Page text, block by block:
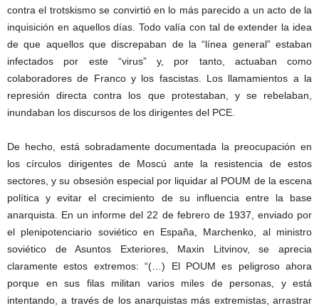
contra el trotskismo se convirtió en lo más parecido a un acto de la
inquisición en aquellos días. Todo valía con tal de extender la idea
de que aquellos que discrepaban de la “línea general” estaban
infectados por este “virus” y, por tanto, actuaban como
colaboradores de Franco y los fascistas. Los llamamientos a la
represión directa contra los que protestaban, y se rebelaban,
inundaban los discursos de los dirigentes del PCE.
De hecho, está sobradamente documentada la preocupación en
los círculos dirigentes de Moscú ante la resistencia de estos
sectores, y su obsesión especial por liquidar al POUM de la escena
política y evitar el crecimiento de su influencia entre la base
anarquista. En un informe del 22 de febrero de 1937, enviado por
el plenipotenciario soviético en España, Marchenko, al ministro
soviético de Asuntos Exteriores, Maxin Litvinov, se aprecia
claramente estos extremos: “(…) El POUM es peligroso ahora
porque en sus filas militan varios miles de personas, y está
intentando, a través de los anarquistas más extremistas, arrastrar